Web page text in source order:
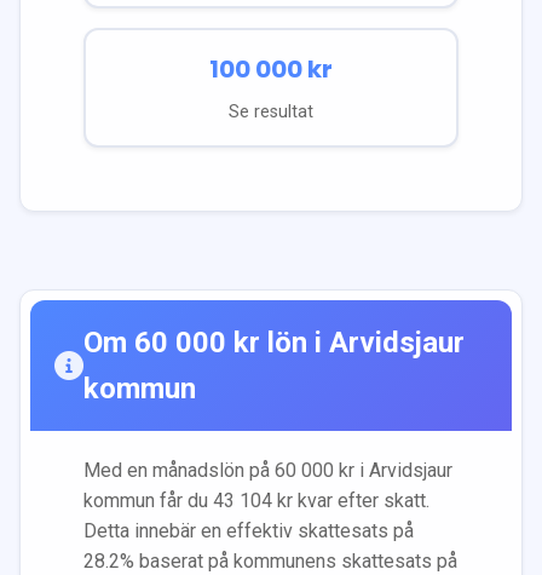
100 000kr
Se resultat
Om 60 000 kr lön i Arvidsjaur
kommun
Med en månadslön på 60 000 kr i Arvidsjaur
kommun får du 43 104 kr kvar efter skatt.
Detta innebär en effektiv skattesats på
28.2% baserat på kommunens skattesats på